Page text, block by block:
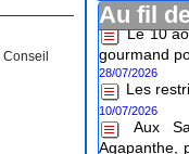
Au fil
Le 10
gourmand
28/07/2026
Les
10/07/2026
Aux
Agapanthe,
de la